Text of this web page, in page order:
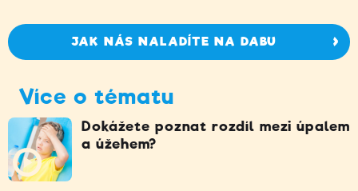
JAK NÁS NALADÍTE NA DABU
Více o tématu
Dokážete poznat rozdíl mezi úpalem
a úžehem?